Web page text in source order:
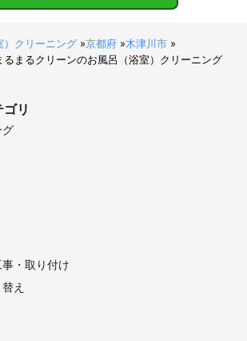
）クリーニング »京都府 »木津川市 »
るまるクリーンのお風呂（浴室）クリーニング
ゴリ
グ
・取り付け
え